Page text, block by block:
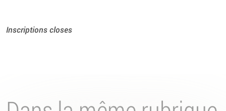
Inscriptions closes